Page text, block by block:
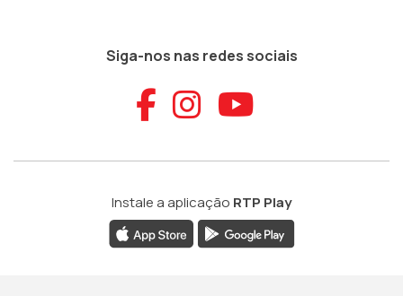
Siga-nos nas redes sociais
Aceder ao
Aceder ao
Aceder
Instale a aplicação RTP Play